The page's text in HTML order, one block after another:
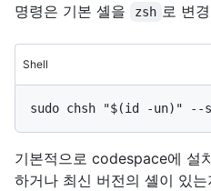
명령은 기본 셸을
zsh 로 변
Shell
기본적으로 codespace에 설
하거나 최신 버전의 셸이 있